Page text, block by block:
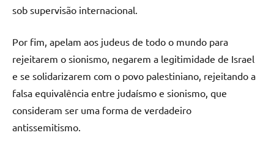
sob supervisão internacional.
Por fim, apelam aos judeus de todo o mundo para
rejeitarem o sionismo, negarem a legitimidade de Israel
e se solidarizarem com o povo palestiniano, rejeitando a
falsa equivalência entre judaísmo e sionismo, que
consideram ser uma forma de verdadeiro
antissemitismo.